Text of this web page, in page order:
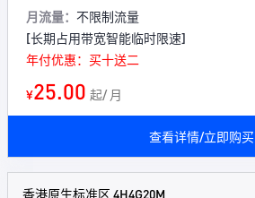
月流量： 不限制流量
[长期占用带宽智能临时限速]
年付优惠：买十送二
¥25.00 起/ 月
查看详情/立即购买
香港原生标准区 4H4G20M